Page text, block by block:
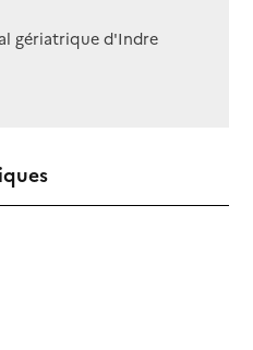
gériatrique d'Indre